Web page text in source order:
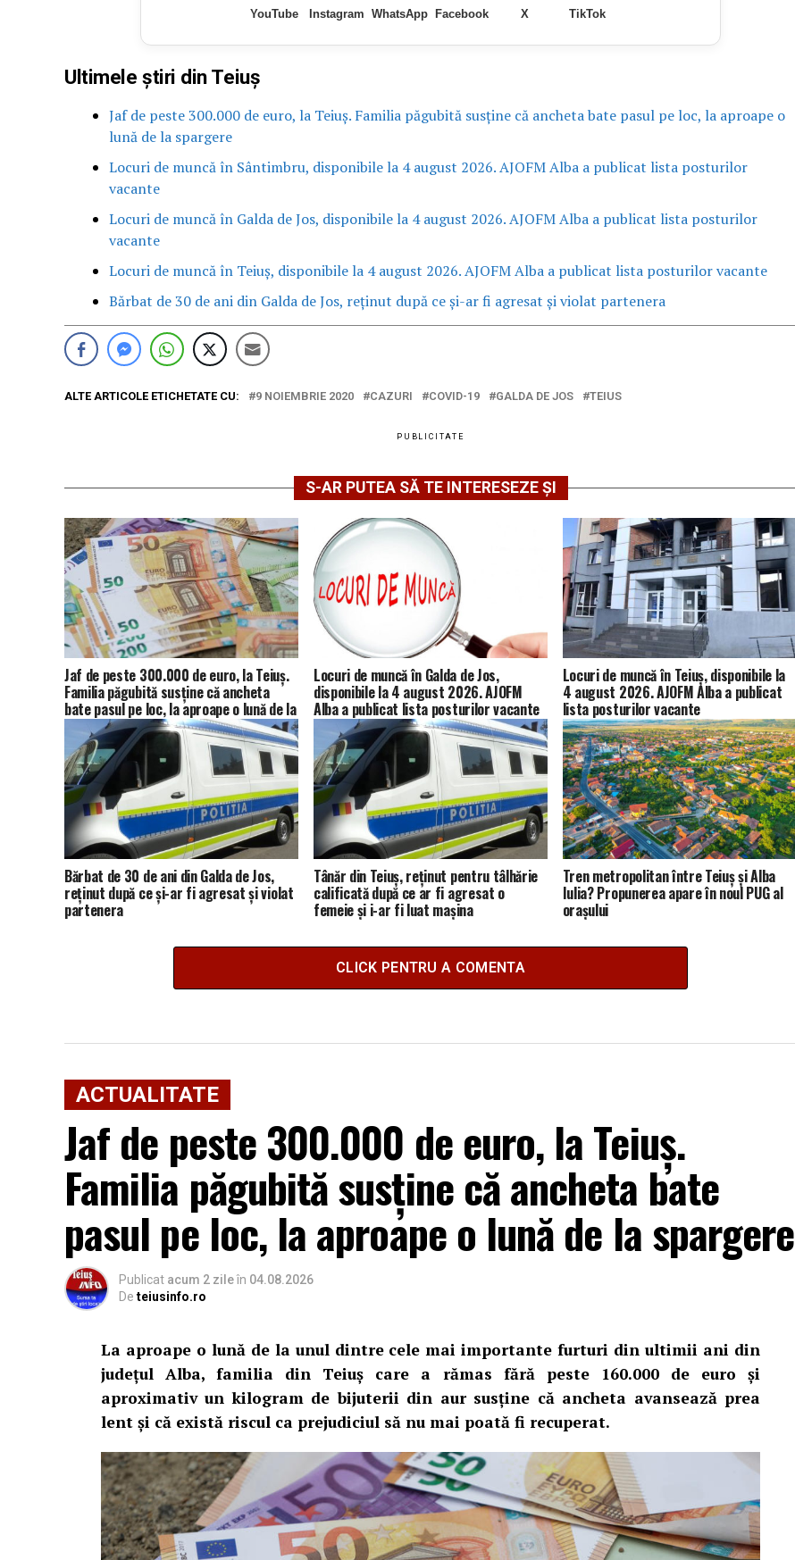
YouTube Instagram WhatsApp Facebook X TikTok
Ultimele știri din Teiuș
Jaf de peste 300.000 de euro, la Teiuș. Familia păgubită susține că ancheta bate pasul pe loc, la aproape o
lună de la spargere
Locuri de muncă în Sântimbru, disponibile la 4 august 2026. AJOFM Alba a publicat lista posturilor
vacante
Locuri de muncă în Galda de Jos, disponibile la 4 august 2026. AJOFM Alba a publicat lista posturilor
vacante
Locuri de muncă în Teiuș, disponibile la 4 august 2026. AJOFM Alba a publicat lista posturilor vacante
Bărbat de 30 de ani din Galda de Jos, reținut după ce și-ar fi agresat și violat partenera
ALTE ARTICOLE ETICHETATE CU: 9 NOIEMBRIE 2020 CAZURI COVID-19 GALDA DE JOS TEIUS
PUBLICITATE
S-AR PUTEA SĂ TE INTERESEZE ȘI
Jaf de peste 300.000 de euro, la Teiuș.
Familia păgubită susține că ancheta
bate pasul pe loc, la aproape o lună de la
spargere
Locuri de muncă în Galda de Jos,
disponibile la 4 august 2026. AJOFM
Alba a publicat lista posturilor vacante
Locuri de muncă în Teiuș, disponibile la
4 august 2026. AJOFM Alba a publicat
lista posturilor vacante
Bărbat de 30 de ani din Galda de Jos,
reținut după ce și-ar fi agresat și violat
partenera
Tânăr din Teiuș, reținut pentru tâlhărie
calificată după ce ar fi agresat o
femeie și i-ar fi luat mașina
Tren metropolitan între Teiuș și Alba
Iulia? Propunerea apare în noul PUG al
orașului
CLICK PENTRU A COMENTA
ACTUALITATE
Jaf de peste 300.000 de euro, la Teiuș.
Familia păgubită susține că ancheta bate
pasul pe loc, la aproape o lună de la spargere
Publicat acum 2 zileîn 04.08.2026
De teiusinfo.ro
La aproape o lună de la unul dintre cele mai importante furturi din ultimii ani din
județul Alba, familia din Teiuș care a rămas fără peste 160.000 de euro și
aproximativ un kilogram de bijuterii din aur susține că ancheta avansează prea
lent și că există riscul ca prejudiciul să nu mai poată fi recuperat.